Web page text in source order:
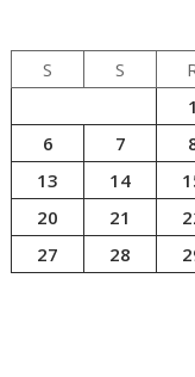
S
S
1
6
7
13
14
20
21
27
28